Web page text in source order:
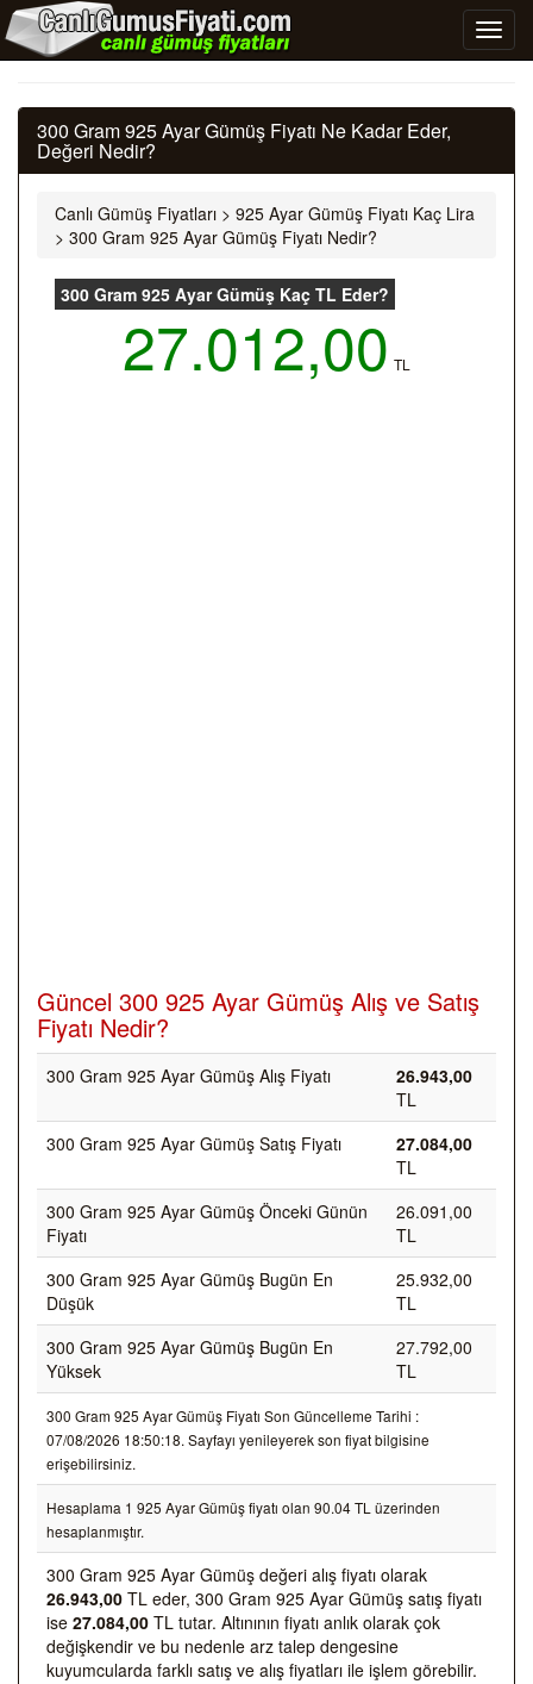
300 Gram 925 Ayar Gümüş Fiyatı Ne Kadar Eder,
Değeri Nedir?
Canlı Gümüş Fiyatları > 925 Ayar Gümüş Fiyatı Kaç Lira
> 300 Gram 925 Ayar Gümüş Fiyatı Nedir?
300 Gram 925 Ayar Gümüş Kaç TL Eder?
27.012,00 TL
Güncel 300 925 Ayar Gümüş Alış ve Satış
Fiyatı Nedir?
300 Gram 925 Ayar Gümüş Alış Fiyatı
26.943,00
TL
300 Gram 925 Ayar Gümüş Satış Fiyatı
27.084,00
TL
300 Gram 925 Ayar Gümüş Önceki Günün
Fiyatı
26.091,00
TL
300 Gram 925 Ayar Gümüş Bugün En
Düşük
25.932,00
TL
300 Gram 925 Ayar Gümüş Bugün En
Yüksek
27.792,00
TL
300 Gram 925 Ayar Gümüş Fiyatı Son Güncelleme Tarihi :
07/08/2026 18:50:18. Sayfayı yenileyerek son fiyat bilgisine
erişebilirsiniz.
Hesaplama 1 925 Ayar Gümüş fiyatı olan 90.04 TL üzerinden
hesaplanmıştır.
300 Gram 925 Ayar Gümüş değeri alış fiyatı olarak
26.943,00 TL eder, 300 Gram 925 Ayar Gümüş satış fiyatı
ise 27.084,00 TL tutar. Altınının fiyatı anlık olarak çok
değişkendir ve bu nedenle arz talep dengesine
kuyumcularda farklı satış ve alış fiyatları ile işlem görebilir.